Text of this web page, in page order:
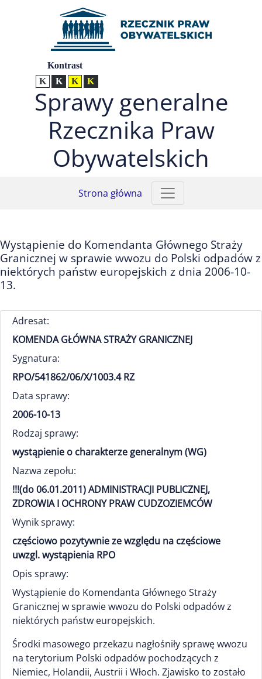
Przejdź do menu głównego (nacisnij Enter)
Przejdź do treści (nacisnij Enter)
Przejdź do mapy serwisu (nacisnij Enter)
UstawieniaKontrast
Kontrast normalny
Kontrast biały tekst na czarnym
Kontrast czarny tekst na żółtym
Sprawy generalne
Rzecznika Praw
Obywatelskich
Strona główna
Wystąpienie do Komendanta Głównego Straży
Granicznej w sprawie wwozu do Polski odpadów z
niektórych państw europejskich z dnia 2006-10-
13.
Adresat:
KOMENDA GŁÓWNA STRAŻY GRANICZNEJ
Sygnatura:
RPO/541862/06/X/1003.4 RZ
Data sprawy:
2006-10-13
Rodzaj sprawy:
wystąpienie o charakterze generalnym (WG)
Nazwa zepołu:
!!!(do 06.01.2011) ADMINISTRACJI PUBLICZNEJ,
ZDROWIA I OCHRONY PRAW CUDZOZIEMCÓW
Wynik sprawy:
częściowo pozytywnie ze względu na częściowe
uwzgl. wystąpienia RPO
Opis sprawy:
Wystąpienie do Komendanta Głównego Straży
Granicznej w sprawie wwozu do Polski odpadów z
niektórych państw europejskich.
Środki masowego przekazu nagłośniły sprawę wwozu
na terytorium Polski odpadów pochodzących z
Niemiec, Holandii, Austrii i Włoch. Zjawisko to zostało